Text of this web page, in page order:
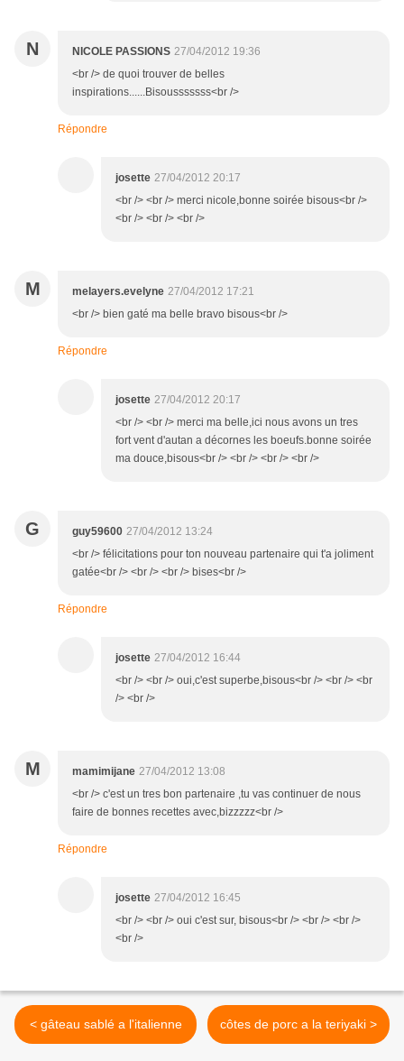
N NICOLE PASSIONS 27/04/2012 19:36
<br /> de quoi trouver de belles
inspirations......Bisousssssss<br />
Répondre
josette 27/04/2012 20:17
<br /> <br /> merci nicole,bonne soirée bisous<br />
<br /> <br /> <br />
M melayers.evelyne 27/04/2012 17:21
<br /> bien gaté ma belle bravo bisous<br />
Répondre
josette 27/04/2012 20:17
<br /> <br /> merci ma belle,ici nous avons un tres
fort vent d'autan a décornes les boeufs.bonne soirée
ma douce,bisous<br /> <br /> <br /> <br />
G guy59600 27/04/2012 13:24
<br /> félicitations pour ton nouveau partenaire qui t'a joliment
gatée<br /> <br /> <br /> bises<br />
Répondre
josette 27/04/2012 16:44
<br /> <br /> oui,c'est superbe,bisous<br /> <br /> <br
/> <br />
M mamimijane 27/04/2012 13:08
<br /> c'est un tres bon partenaire ,tu vas continuer de nous
faire de bonnes recettes avec,bizzzzz<br />
Répondre
josette 27/04/2012 16:45
<br /> <br /> oui c'est sur, bisous<br /> <br /> <br />
<br />
< gâteau sablé a l'italienne côtes de porc a la teriyaki >